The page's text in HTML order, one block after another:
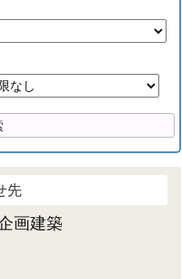
先
画建築